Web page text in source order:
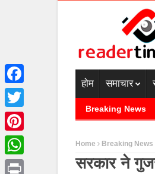
होम समाचार
Breaking News
फटने से तीन की मौत घरों में घुसा
Home Breaking News
सरकार ने
Facebook
Twitter
Pinterest
WhatsApp